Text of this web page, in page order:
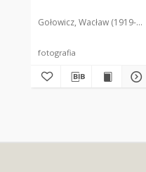
Gołowicz, Wacław (1919-
fotografia